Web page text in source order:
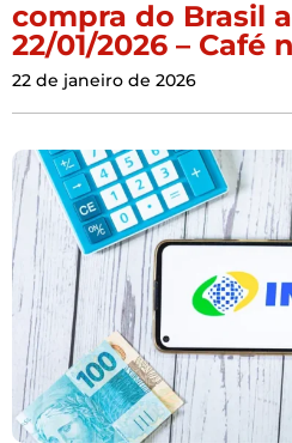
compra do Brasil
22/01/2026 – Café
22 de janeiro de 2026